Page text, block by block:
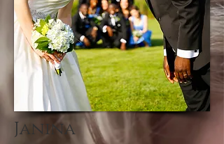
Janina